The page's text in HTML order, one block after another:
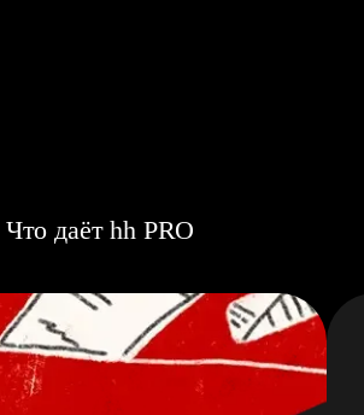
Что даёт hh PRO